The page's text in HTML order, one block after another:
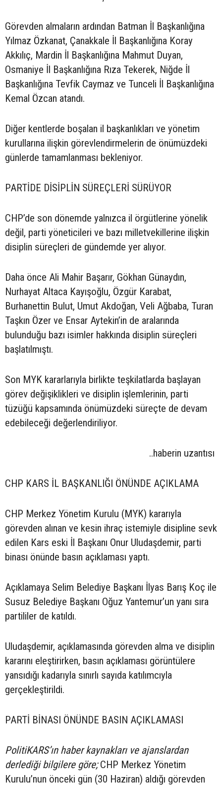
Görevden almaların ardından Batman İl Başkanlığına
Yılmaz Özkanat, Çanakkale İl Başkanlığına Koray
Akkılıç, Mardin İl Başkanlığına Mahmut Duyan,
Osmaniye İl Başkanlığına Rıza Tekerek, Niğde İl
Başkanlığına Tevfik Caymaz ve Tunceli İl Başkanlığına
Kemal Özcan atandı.
Diğer kentlerde boşalan il başkanlıkları ve yönetim
kurullarına ilişkin görevlendirmelerin de önümüzdeki
günlerde tamamlanması bekleniyor.
PARTİDE DİSİPLİN SÜREÇLERİ SÜRÜYOR
CHP’de son dönemde yalnızca il örgütlerine yönelik
değil, parti yöneticileri ve bazı milletvekillerine ilişkin
disiplin süreçleri de gündemde yer alıyor.
Daha önce Ali Mahir Başarır, Gökhan Günaydın,
Nurhayat Altaca Kayışoğlu, Özgür Karabat,
Burhanettin Bulut, Umut Akdoğan, Veli Ağbaba, Turan
Taşkın Özer ve Ensar Aytekin’in de aralarında
bulunduğu bazı isimler hakkında disiplin süreçleri
başlatılmıştı.
Son MYK kararlarıyla birlikte teşkilatlarda başlayan
görev değişiklikleri ve disiplin işlemlerinin, parti
tüzüğü kapsamında önümüzdeki süreçte de devam
edebileceği değerlendiriliyor.
..haberin uzantısı
CHP KARS İL BAŞKANLIĞI ÖNÜNDE AÇIKLAMA
CHP Merkez Yönetim Kurulu (MYK) kararıyla
görevden alınan ve kesin ihraç istemiyle disipline sevk
edilen Kars eski İl Başkanı Onur Uludaşdemir, parti
binası önünde basın açıklaması yaptı.
Açıklamaya Selim Belediye Başkanı İlyas Barış Koç ile
Susuz Belediye Başkanı Oğuz Yantemur’un yanı sıra
partililer de katıldı.
Uludaşdemir, açıklamasında görevden alma ve disiplin
kararını eleştirirken, basın açıklaması görüntülere
yansıdığı kadarıyla sınırlı sayıda katılımcıyla
gerçekleştirildi.
PARTİ BİNASI ÖNÜNDE BASIN AÇIKLAMASI
PolitiKARS’ın haber kaynakları ve ajanslardan
derlediği bilgilere göre;CHP Merkez Yönetim
Kurulu’nun önceki gün (30 Haziran) aldığı görevden